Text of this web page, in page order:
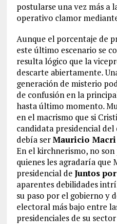
postularse una vez más a
operativo clamor
Aunque el porcentaje de
este último escenario se
resulta lógico que la
descarte abiertamente.
generación de misterio
de confusión en la
hasta último momento.
en el macrismo que si
candidata presidencial del
debía serMauricio Macri
En el kirchnerismo, no
quienes les agradaría que
presidencial de Juntos
aparentes debilidades
su paso por el gobierno y
electoral más bajo entre
presidenciales de su